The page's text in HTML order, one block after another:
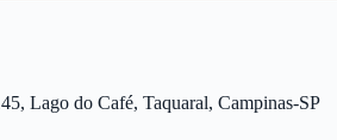
Lago do Café, Taquaral, Campinas-SP